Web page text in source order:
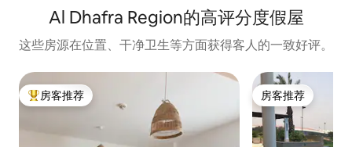
Al Dhafra Region的高评分度假屋
这些房源在位置、干净卫生等方面获得客人的一致好评。
热门「房客推荐」
房客推荐 房客推荐
房客推荐